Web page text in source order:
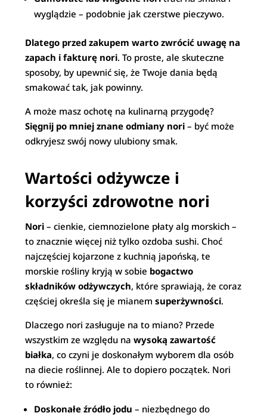
wyglądzie – podobnie jak czerstwe pieczywo.
Dlatego przed zakupem warto zwrócić uwagę na
zapach i fakturę nori. To proste, ale skuteczne
sposoby, by upewnić się, że Twoje dania będą
smakować tak, jak powinny.
A może masz ochotę na kulinarną przygodę?
Sięgnij po mniej znane odmiany nori – być może
odkryjesz swój nowy ulubiony smak.
Wartości odżywcze i
korzyści zdrowotne nori
Nori – cienkie, ciemnozielone płaty alg morskich –
to znacznie więcej niż tylko ozdoba sushi. Choć
najczęściej kojarzone z kuchnią japońską, te
morskie rośliny kryją w sobie bogactwo
składników odżywczych, które sprawiają, że coraz
częściej określa się je mianemsuperżywności.
Dlaczego nori zasługuje na to miano? Przede
wszystkim ze względu nawysoką zawartość
białka, co czyni je doskonałym wyborem dla osób
na diecie roślinnej. Ale to dopiero początek. Nori
to również:
Doskonałe źródło jodu – niezbędnego do